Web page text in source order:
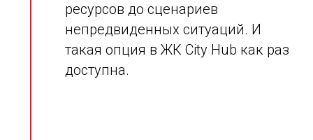
ресурсов до сценариев
непредвиденных ситуаций. И
такая опция в ЖК City Hub как раз
доступна.